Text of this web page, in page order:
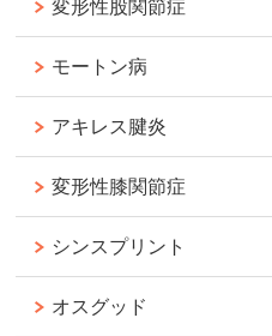
変形性股関節症
モートン病
アキレス腱炎
変形性膝関節症
シンスプリント
オスグッド